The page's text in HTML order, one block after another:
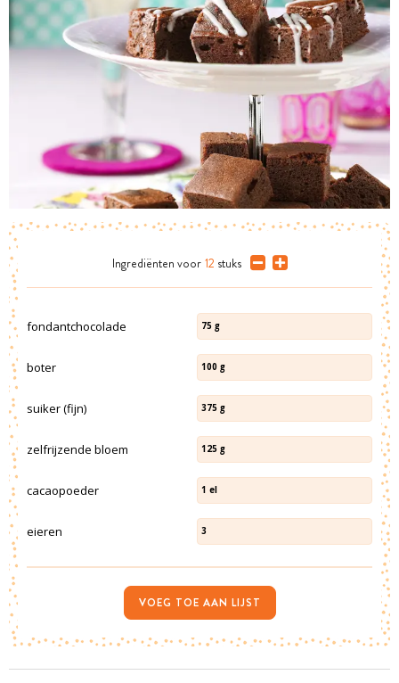
Ingrediënten voor 12 stuks
fondantchocolade 75 g
boter 100 g
suiker (fijn) 375 g
zelfrijzende bloem 125 g
cacaopoeder 1 el
eieren 3
VOEG TOE AAN LIJST